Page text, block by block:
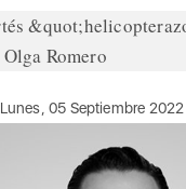
Lunes, 05 Septiembre 2022